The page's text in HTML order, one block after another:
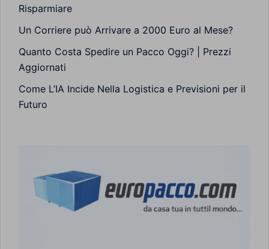
Risparmiare
Un Corriere può Arrivare a 2000 Euro al Mese?
Quanto Costa Spedire un Pacco Oggi? | Prezzi
Aggiornati
Come L’IA Incide Nella Logistica e Previsioni per il
Futuro